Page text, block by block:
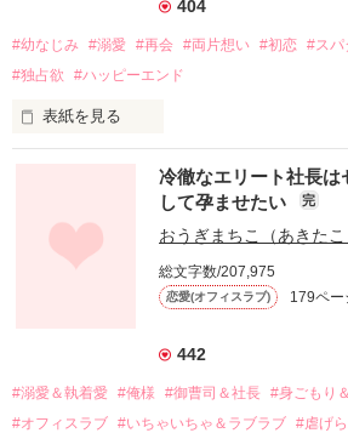
404
#幼なじみ #溺愛 #再会 #両片想い #初恋 #スパ
#独占欲
#ハッピーエンド
表紙を見る
幼なじみの哲平に淡い恋心を抱いていた
しかし、ある出来事をきっかけに二人の
関係修復もできないまま、美桜は両親の
引っ越すことになり、哲平とも離れ離れ
それから約十二年後。
過去の傷から、二度と会いたくないと思
運命のような再会を果たす。
冷徹なエリート社長
して孕ませたい
完
おうぎまちこ（あきたこ
総文字数/207,975
恋愛(オフィスラブ) 179ペー
442
#溺愛＆執着愛 #俺様 #御曹司＆社長 #身ごもり
#オフィスラブ #いちゃいちゃ＆ラブラブ #虐げ